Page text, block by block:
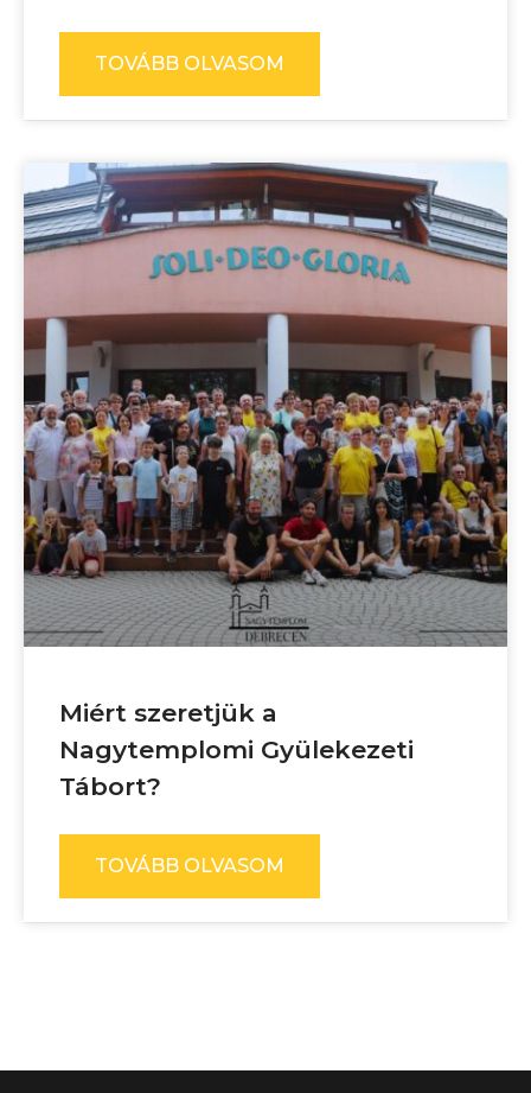
TOVÁBB OLVASOM
Miért szeretjük a
Nagytemplomi Gyülekezeti
Tábort?
TOVÁBB OLVASOM